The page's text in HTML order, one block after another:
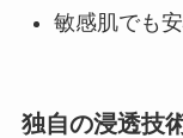
敏感肌でも
独自の浸透技